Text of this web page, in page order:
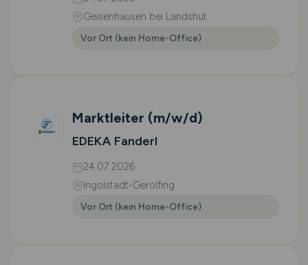
Geisenhausen bei Landshut
Vor Ort (kein Home-Office)
Marktleiter (m/w/d)
EDEKA Fanderl
24.07.2026
Ingolstadt-Gerolfing
Vor Ort (kein Home-Office)